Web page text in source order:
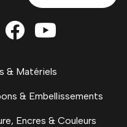
 
& Matériels
& Embellissements
Encres & Couleurs